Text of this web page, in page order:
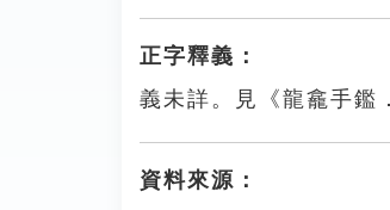
正字釋義：
義未詳。見《龍龕手鑑
資料來源：